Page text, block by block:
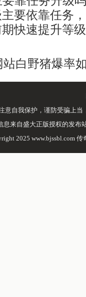
主要依靠任务
快速提升等
站白野猪爆率
意自我保护，谨防受骗上
来自盛大正版授权的发
2025 www.bjssbl.com